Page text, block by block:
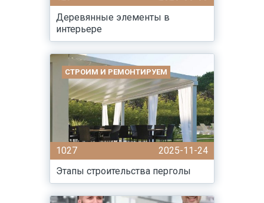
Деревянные элементы в
интерьере
СТРОИМ И РЕМОНТИРУЕМ
1027
2025-11-24
Этапы строительства перголы